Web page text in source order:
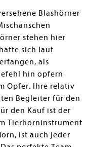
Blashörner
stehen hier
sich laut
als
hin opfern
Opfer. Ihre relativ
Begleiter für den
den Kauf ist der
Tierhorninstrument
ist auch jeder